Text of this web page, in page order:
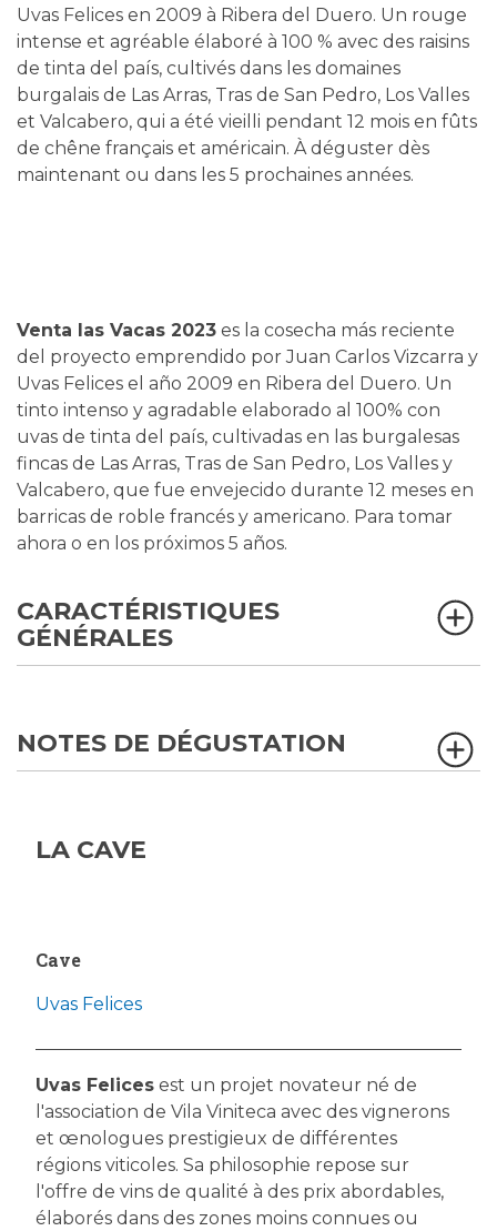
Uvas Felices en 2009 à Ribera del Duero. Un rouge
intense et agréable élaboré à 100 % avec des raisins
de tinta del país, cultivés dans les domaines
burgalais de Las Arras, Tras de San Pedro, Los Valles
et Valcabero, qui a été vieilli pendant 12 mois en fûts
de chêne français et américain. À déguster dès
maintenant ou dans les 5 prochaines années.
Venta las Vacas 2023 es la cosecha más reciente
del proyecto emprendido por Juan Carlos Vizcarra y
Uvas Felices el año 2009 en Ribera del Duero. Un
tinto intenso y agradable elaborado al 100% con
uvas de tinta del país, cultivadas en las burgalesas
fincas de Las Arras, Tras de San Pedro, Los Valles y
Valcabero, que fue envejecido durante 12 meses en
barricas de roble francés y americano. Para tomar
ahora o en los próximos 5 años.
CARACTÉRISTIQUES
GÉNÉRALES
NOTES DE DÉGUSTATION
LA CAVE
Cave
Uvas Felices
Uvas Felices est un projet novateur né de
l'association de Vila Viniteca avec des vignerons
et œnologues prestigieux de différentes
régions viticoles. Sa philosophie repose sur
l'offre de vins de qualité à des prix abordables,
élaborés dans des zones moins connues ou